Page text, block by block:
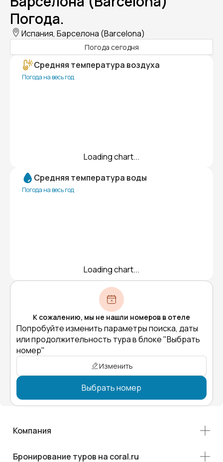
Погода.
Испания, Барселона (Barcelona)
Погода сегодня
Средняя температура воздуха
Погода на весь год
Loading chart...
Средняя температура воды
Погода на весь год
Loading chart...
К сожалению, мы не нашли номеров в отеле
Попробуйте изменить параметры поиска, даты
или продолжительность тура в блоке "Выбрать
номер"
Изменить
Выбрать номер
Компания
Бронирование туров на coral.ru